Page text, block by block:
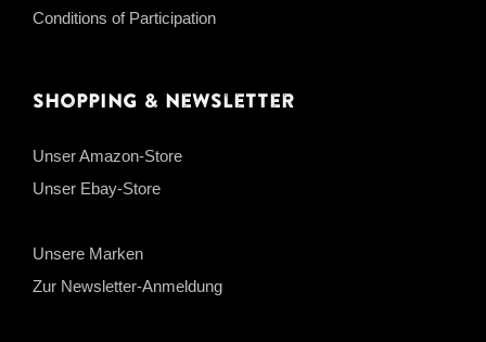
Conditions of Participation
Shopping & Newsletter
Unser Amazon-Store
Unser Ebay-Store
Unsere Marken
Zur Newsletter-Anmeldung